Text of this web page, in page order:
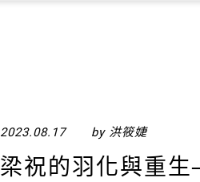
2023.08.17 by 洪筱婕
梁祝的羽化與重